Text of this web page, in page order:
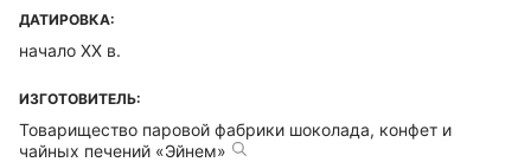
ДАТИРОВКА:
начало ХХ в.
ИЗГОТОВИТЕЛЬ:
Товарищество паровой фабрики шоколада, конфет и
чайных печений «Эйнем»